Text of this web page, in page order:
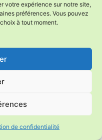
votre expérience sur notre site,
préférences. Vous pouvez
à tout moment.
de confidentialité
m’appeler au
présence, ou
aboie après la
car elle lui a fait
autre… ils m’ont
voisins. Ils ont
donne des cours de
fait, ils exigent que